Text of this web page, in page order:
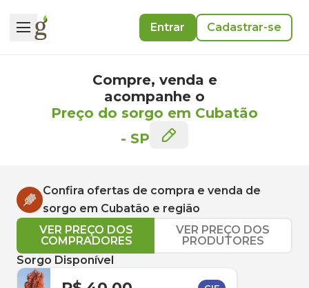
Entrar Cadastrar-se
Compre, venda e
acompanhe o
Preço do sorgo em Cubatão
- SP
Confira ofertas de compra e venda de
sorgo em Cubatão e região
VER PREÇO DOS
COMPRADORES
VER PREÇO DOS
PRODUTORES
Sorgo Disponível